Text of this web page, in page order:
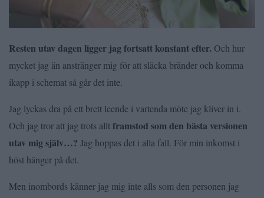
Resten utav dagen ligger jag fortsatt konstant efter. Och hur
mycket jag än anstränger mig för att släcka bränder och komma
ikapp i schemat så går det inte.
Jag lyckas dra på ett brett leende i vartenda möte jag kliver in i.
Och jag tror att jag trots alltframstod som den bästa versionen
utav mig själv…? Jag hoppas det i alla fall. För min inkomst i
höst hänger på det.
Men inombords känner jag mig inte alls som den personen jag